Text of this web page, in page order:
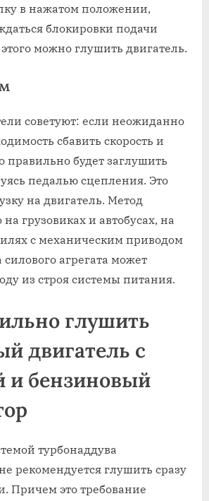
в нажатом положении,
блокировки подачи
можно глушить двигатель.
советуют: если неожиданно
сбавить скорость и
правильно будет заглушить
педалью сцепления. Это
на двигатель. Метод
на грузовиках и автобусах, на
с механическим приводом
силового агрегата может
из строя системы питания.
глушить
двигатель с
и бензиновый
турбонаддува
рекомендуется глушить сразу
Причем это требование